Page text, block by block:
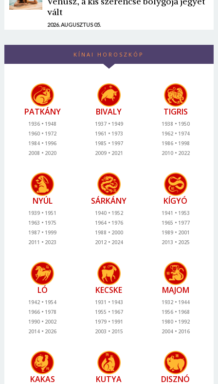
vált
2026. AUGUSZTUS 05.
KÍNAI HOROSZKÓP
PATKÁNY
1936
1948
1960
1972
1984
1996
2008
2020
BIVALY
1937
1949
1961
1973
1985
1997
2009
2021
TIGRIS
1938
1950
1962
1974
1986
1998
2010
2022
NYÚL
1939
1951
1963
1975
1987
1999
2011
2023
SÁRKÁNY
1940
1952
1964
1976
1988
2000
2012
2024
KÍGYÓ
1941
1953
1965
1977
1989
2001
2013
2025
LÓ
1942
1954
1966
1978
1990
2002
2014
2026
KECSKE
1931
1943
1955
1967
1979
1991
2003
2015
MAJOM
1932
1944
1956
1968
1980
1992
2004
2016
KAKAS KUTYA DISZNÓ